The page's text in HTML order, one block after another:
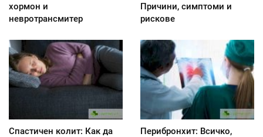
хормон и
невротрансмитер
Причини, симптоми и
рискове
Спастичен колит: Как да
Перибронхит: Всичко,